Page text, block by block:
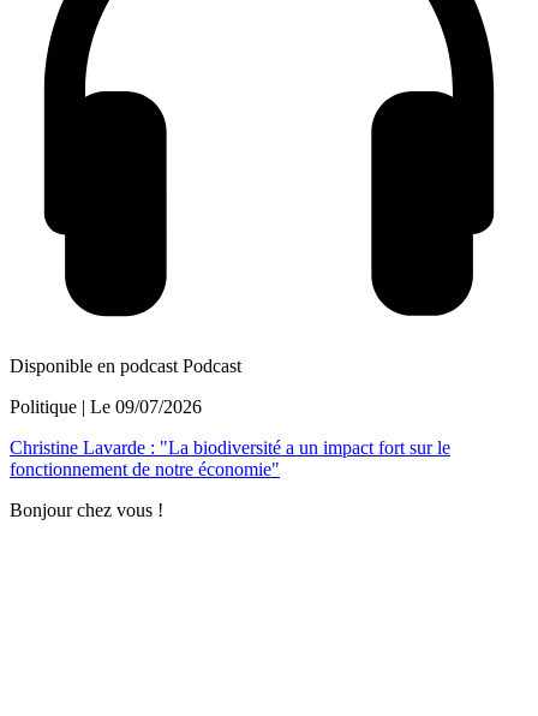
Disponible en podcast Podcast
Politique | Le 09/07/2026
Christine Lavarde : "La biodiversité a un impact fort sur le
fonctionnement de notre économie"
Bonjour chez vous !